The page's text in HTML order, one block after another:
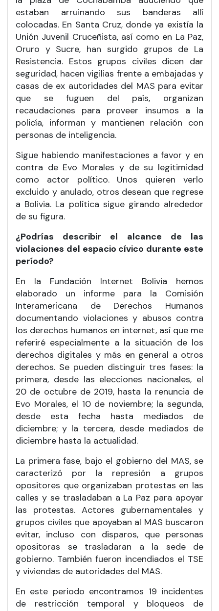
estaban arruinando sus banderas allí
colocadas. En Santa Cruz, donde ya existía la
Unión Juvenil Cruceñista, así como en La Paz,
Oruro y Sucre, han surgido grupos de La
Resistencia. Estos grupos civiles dicen dar
seguridad, hacen vigilias frente a embajadas y
casas de ex autoridades del MAS para evitar
que se fuguen del país, organizan
recaudaciones para proveer insumos a la
policía, informan y mantienen relación con
personas de inteligencia.
Sigue habiendo manifestaciones a favor y en
contra de Evo Morales y de su legitimidad
como actor político. Unos quieren verlo
excluido y anulado, otros desean que regrese
a Bolivia. La política sigue girando alrededor
de su figura.
¿Podrías describir el alcance de las
violaciones del espacio cívico durante este
período?
En la Fundación Internet Bolivia hemos
elaborado un informe para la Comisión
Interamericana de Derechos Humanos
documentando violaciones y abusos contra
los derechos humanos en internet, así que me
referiré especialmente a la situación de los
derechos digitales y más en general a otros
derechos. Se pueden distinguir tres fases: la
primera, desde las elecciones nacionales, el
20 de octubre de 2019, hasta la renuncia de
Evo Morales, el 10 de noviembre; la segunda,
desde esta fecha hasta mediados de
diciembre; y la tercera, desde mediados de
diciembre hasta la actualidad.
La primera fase, bajo el gobierno del MAS, se
caracterizó por la represión a grupos
opositores que organizaban protestas en las
calles y se trasladaban a La Paz para apoyar
las protestas. Actores gubernamentales y
grupos civiles que apoyaban al MAS buscaron
evitar, incluso con disparos, que personas
opositoras se trasladaran a la sede de
gobierno. También fueron incendiados el TSE
y viviendas de autoridades del MAS.
En este periodo encontramos 19 incidentes
de restricción temporal y bloqueos de